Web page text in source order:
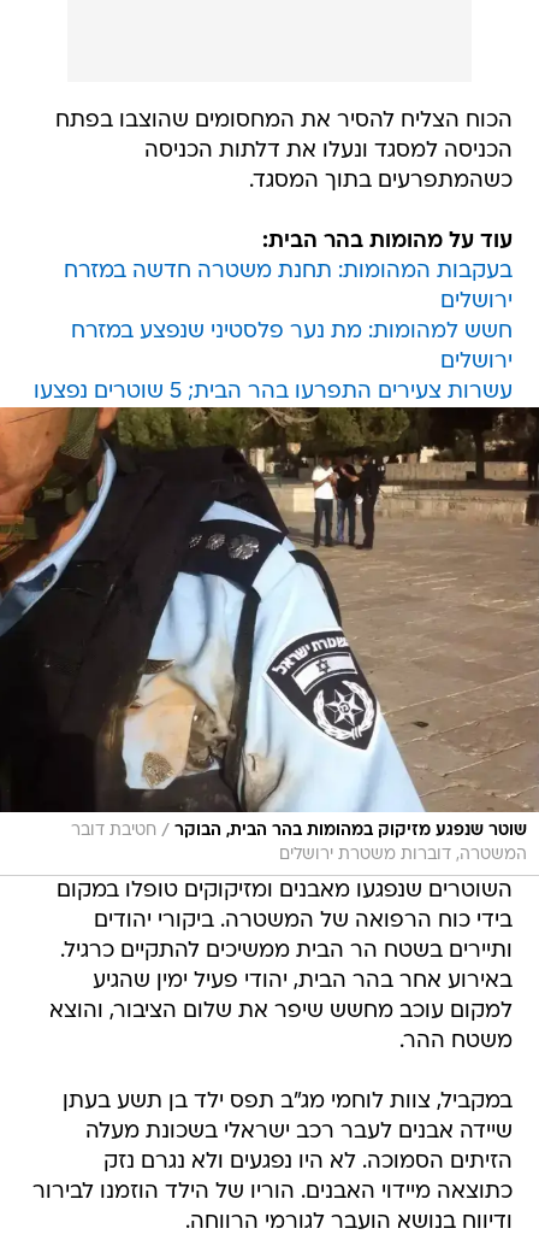
הכוח הצליח להסיר את המחסומים שהוצבו בפתח
הכניסה למסגד ונעלו את דלתות הכניסה
כשהמתפרעים בתוך המסגד.
עוד על מהומות בהר הבית:
בעקבות המהומות: תחנת משטרה חדשה במזרח
ירושלים
חשש למהומות: מת נער פלסטיני שנפצע במזרח
ירושלים
עשרות צעירים התפרעו בהר הבית; 5 שוטרים נפצעו
שוטר שנפגע מזיקוק במהומות בהר הבית, הבוקר / חטיבת דובר
המשטרה, דוברות משטרת ירושלים
השוטרים שנפגעו מאבנים ומזיקוקים טופלו במקום
בידי כוח הרפואה של המשטרה. ביקורי יהודים
ותיירים בשטח הר הבית ממשיכים להתקיים כרגיל.
באירוע אחר בהר הבית, יהודי פעיל ימין שהגיע
למקום עוכב מחשש שיפר את שלום הציבור, והוצא
משטח ההר.
במקביל, צוות לוחמי מג"ב תפס ילד בן תשע בעתן
שיידה אבנים לעבר רכב ישראלי בשכונת מעלה
הזיתים הסמוכה. לא היו נפגעים ולא נגרם נזק
כתוצאה מיידוי האבנים. הוריו של הילד הוזמנו לבירור
ודיווח בנושא הועבר לגורמי הרווחה.